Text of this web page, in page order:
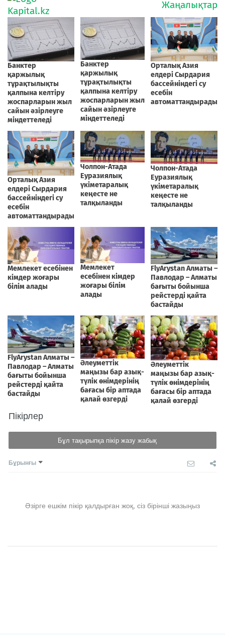
Пікірлер
Бұл тақырыпқа пікір жазу жабық
Бұрынғы
Әзірге ешкім пікір қалдырған жоқ, сіз бірінші жазыңыз